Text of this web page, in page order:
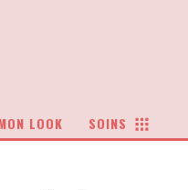
LOOK SOINS